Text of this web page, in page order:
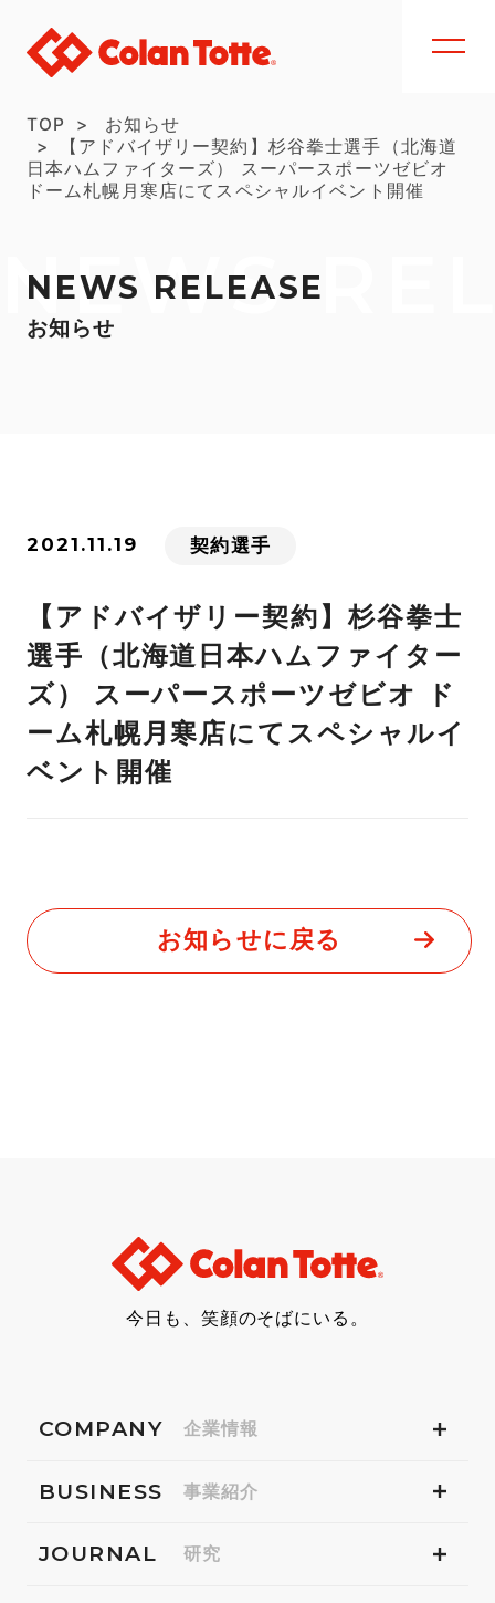
TOP
お知らせ
【アドバイザリー契約】杉谷拳士選手（北海道
日本ハムファイターズ） スーパースポーツゼビオ
ドーム札幌月寒店にてスペシャルイベント開催
NEWS RELEASE
お知らせ
NEWS
2021.11.19 契約選手
【アドバイザリー契約】杉谷拳士
選手（北海道日本ハムファイター
ズ） スーパースポーツゼビオ ド
ーム札幌月寒店にてスペシャルイ
ベント開催
お知らせに戻る
今日も、笑顔のそばにいる。
COMPANY 企業情報
BUSINESS 事業紹介
JOURNAL 研究